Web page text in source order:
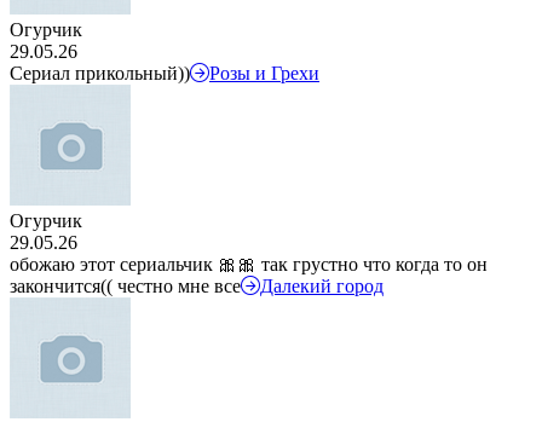
Огурчик
29.05.26
Сериал прикольный))
Розы и Грехи
Огурчик
29.05.26
обожаю этот сериальчик 🎀🎀 так грустно что когда то он
закончится(( честно мне все
Далекий город